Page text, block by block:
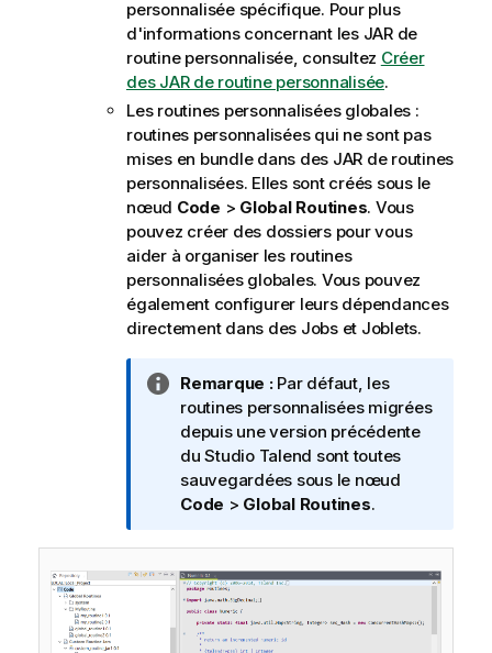
personnalisée spécifique. Pour plus
d'informations concernant les JAR de
routine personnalisée, consultez Créer
des JAR de routine personnalisée.
Les routines personnalisées globales :
routines personnalisées qui ne sont pas
mises en bundle dans des JAR de routines
personnalisées. Elles sont créés sous le
nœud Code > Global Routines. Vous
pouvez créer des dossiers pour vous
aider à organiser les routines
personnalisées globales. Vous pouvez
également configurer leurs dépendances
directement dans des Jobs et Joblets.
N
o
t
e
I
n
o
r
m
Remarque :Par défaut, les
routines personnalisées migrées
depuis une version précédente
duStudio Talend sont toutes
sauvegardées sous le nœud
Code > Global Routines.